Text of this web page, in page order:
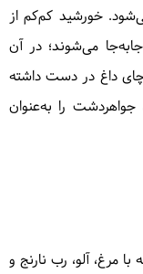
خورشید کم‌کم از
می‌شوند؛ در آن
داغ در دست داشته
جواهردشت را به‌عنوان
مرغ، آلو، رب نارنج و